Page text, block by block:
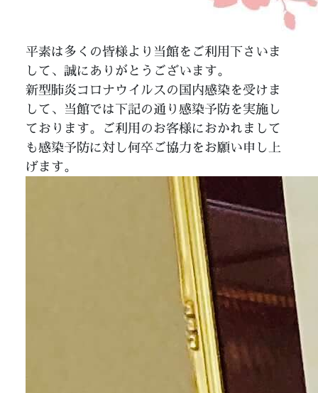
平素は多くの皆様より当館をご利用下さいま
して、誠にありがとうございます。
新型肺炎コロナウイルスの国内感染を受けま
して、当館では下記の通り感染予防を実施し
ております。ご利用のお客様におかれまして
も感染予防に対し何卒ご協力をお願い申し上
げます。